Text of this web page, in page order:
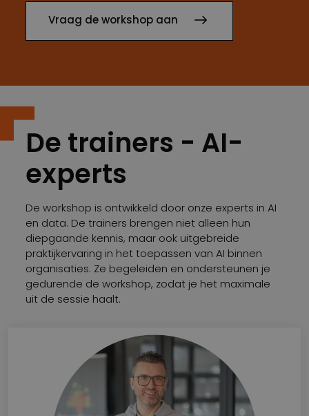
Vraag de workshop aan
De trainers - AI-
experts
De workshop is ontwikkeld door onze experts in AI
en data. De trainers brengen niet alleen hun
diepgaande kennis, maar ook uitgebreide
praktijkervaring in het toepassen van AI binnen
organisaties. Ze begeleiden en ondersteunen je
gedurende de workshop, zodat je het maximale
uit de sessie haalt.